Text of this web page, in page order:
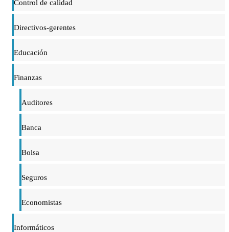
Control de calidad
Directivos-gerentes
Educación
Finanzas
Auditores
Banca
Bolsa
Seguros
Economistas
Informáticos